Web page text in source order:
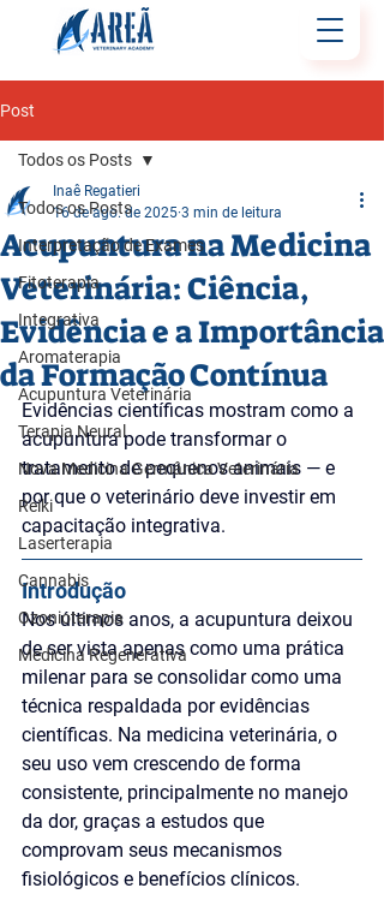
Post
Todos os Posts
Interpretação de Exames
Fitoterapia
Integrativa
Aromaterapia
Acupuntura Veterinária
Terapia Neural
Nova Medicina Germânica Veterinária
Reiki
Laserterapia
Cannabis
Ozonioterapia
Medicina Regenerativa
Todos os Posts
Acupuntura na Medicina
Veterinária: Ciência,
Evidência e a Importância
da Formação Contínua
Inaê Regatieri
16 de ago. de 2025 3 min de leitura
Evidências científicas mostram como a
acupuntura pode transformar o
tratamento de pequenos animais — e
por que o veterinário deve investir em
capacitação integrativa.
Introdução
Nos últimos anos, a acupuntura deixou
de ser vista apenas como uma prática
milenar para se consolidar como uma
técnica respaldada por evidências
científicas. Na medicina veterinária, o
seu uso vem crescendo de forma
consistente, principalmente no manejo
da dor, graças a estudos que
comprovam seus mecanismos
fisiológicos e benefícios clínicos.